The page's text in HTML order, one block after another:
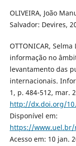
OLIVEIRA, João
Salvador: Devires,
OTTONICAR,
informação no
levantamento das
internacionais.
1, p. 484-512, mar.
http://dx.doi.org/
Disponível em:
https://
Acesso em: 10 jan.